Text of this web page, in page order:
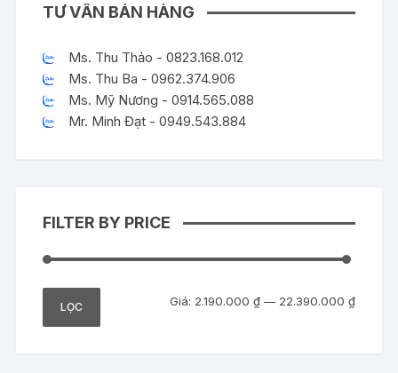
TƯ VẤN BÁN HÀNG
Ms. Thu Thảo - 0823.168.012
Ms. Thu Ba - 0962.374.906
Ms. Mỹ Nương - 0914.565.088
Mr. Minh Đạt - 0949.543.884
FILTER BY PRICE
Giá
Giá
LỌC Giá: 2.190.000 ₫— 22.390.000 ₫